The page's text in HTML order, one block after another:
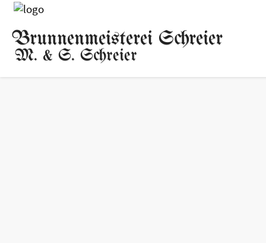
Brunnenmeisterei Schreier
M. & S. Schreier